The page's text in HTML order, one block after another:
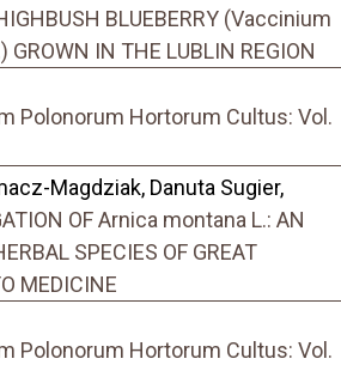
BLUEBERRY (Vaccinium
IN THE LUBLIN REGION
Polonorum Hortorum Cultus: Vol.
Magdziak, Danuta Sugier,
OF Arnica montana L.: AN
SPECIES OF GREAT
MEDICINE
Polonorum Hortorum Cultus: Vol.